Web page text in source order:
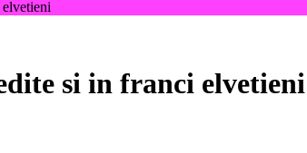
si in franci elvetieni